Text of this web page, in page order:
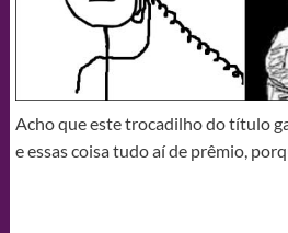
Acho que este trocadilho do título
e essas coisa tudo aí de prêmio,